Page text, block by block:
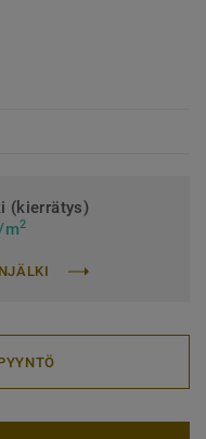
(kierrätys)
m2